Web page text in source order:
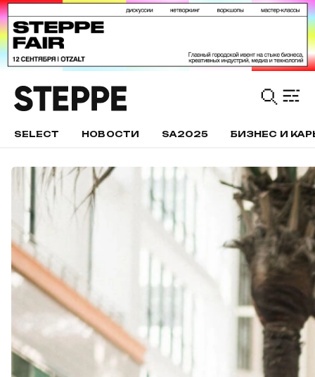
SELECT НОВОСТИ SA2025 БИЗНЕС И